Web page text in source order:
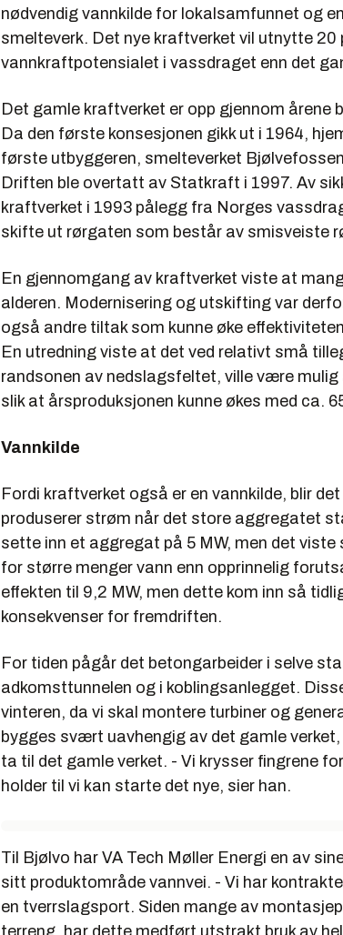
nødvendig vannkilde for lokalsamfunnet og
smelteverk. Det nye kraftverket vil utnytte 20
vannkraftpotensialet i vassdraget enn det
Det gamle kraftverket er opp gjennom årene
Da den første konsesjonen gikk ut i 1964,
første utbyggeren, smelteverket
Driften ble overtatt av Statkraft i 1997. Av
kraftverket i 1993 pålegg fra Norges
skifte ut rørgaten som består av smisveiste
En gjennomgang av kraftverket viste at
alderen. Modernisering og utskifting var
også andre tiltak som kunne øke
En utredning viste at det ved relativt små
randsonen av nedslagsfeltet, ville være
slik at årsproduksjonen kunne økes med ca.
Vannkilde
Fordi kraftverket også er en vannkilde, blir
produserer strøm når det store aggregatet
sette inn et aggregat på 5 MW, men det
for større menger vann enn opprinnelig
effekten til 9,2 MW, men dette kom inn så
konsekvenser for fremdriften.
For tiden pågår det betongarbeider i selve
adkomsttunnelen og i koblingsanlegget.
vinteren, da vi skal montere turbiner og
bygges svært uavhengig av det gamle
ta til det gamle verket. - Vi krysser fingrene
holder til vi kan starte det nye, sier han.
Til Bjølvo har VA Tech Møller Energi en av
sitt produktområde vannvei. - Vi har
en tverrslagsport. Siden mange av